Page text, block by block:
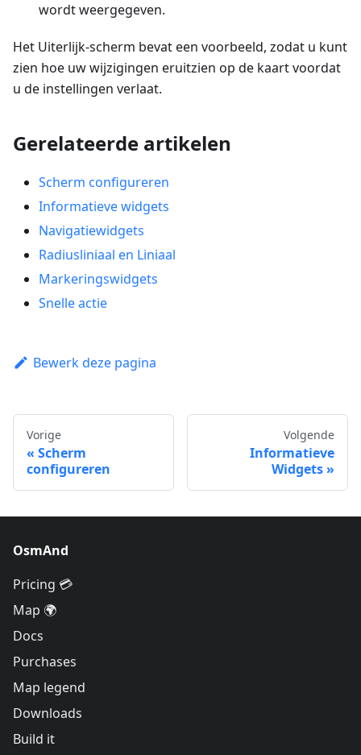
wordt weergegeven.
Het Uiterlijk-scherm bevat een voorbeeld, zodat u kunt
zien hoe uw wijzigingen eruitzien op de kaart voordat
u de instellingen verlaat.
Gerelateerde artikelen
Scherm configureren
Informatieve widgets
Navigatiewidgets
Radiusliniaal en Liniaal
Markeringswidgets
Snelle actie
Bewerk deze pagina
Vorige
Scherm
configureren
Volgende
Informatieve
Widgets
OsmAnd
Pricing 💳
Map 🌍
Docs
Purchases
Map legend
Downloads
Build it